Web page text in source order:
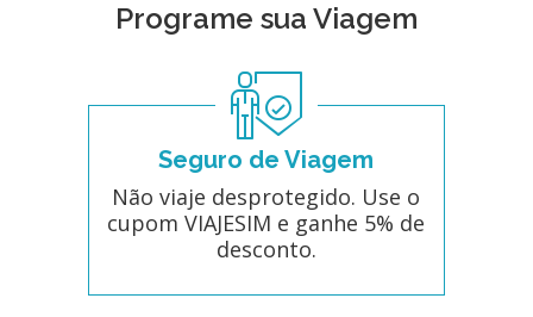
Programe sua Viagem
Seguro de Viagem
Não viaje desprotegido. Use o
cupom VIAJESIM e ganhe 5% de
desconto.